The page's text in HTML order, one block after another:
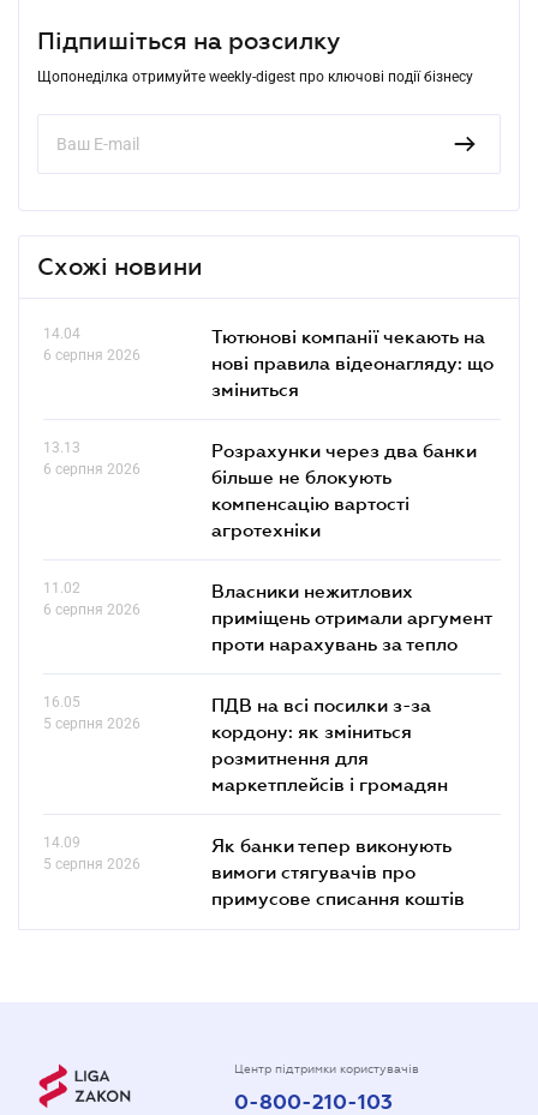
Підпишіться на розсилку
Щопонеділка отримуйте weekly-digest про ключові події бізнесу
Схожі новини
14.04
6 серпня 2026
Тютюнові компанії чекають на
нові правила відеонагляду: що
зміниться
13.13
6 серпня 2026
Розрахунки через два банки
більше не блокують
компенсацію вартості
агротехніки
11.02
6 серпня 2026
Власники нежитлових
приміщень отримали аргумент
проти нарахувань за тепло
16.05
5 серпня 2026
ПДВ на всі посилки з-за
кордону: як зміниться
розмитнення для
маркетплейсів і громадян
14.09
5 серпня 2026
Як банки тепер виконують
вимоги стягувачів про
примусове списання коштів
Центр підтримки користувачів
0-800-210-103